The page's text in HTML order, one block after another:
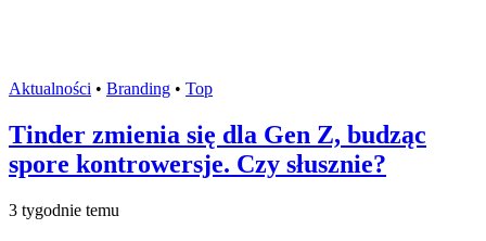
Aktualności • Branding • Top
Tinder zmienia się dla Gen Z, budząc
spore kontrowersje. Czy słusznie?
3 tygodnie temu